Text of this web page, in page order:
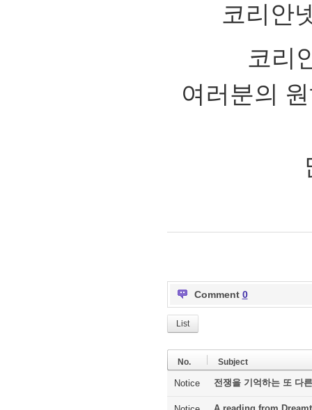
코리안
코리
여러분의
Comment 0
List
No. Subject
Notice 전쟁을 기억하는 또 다